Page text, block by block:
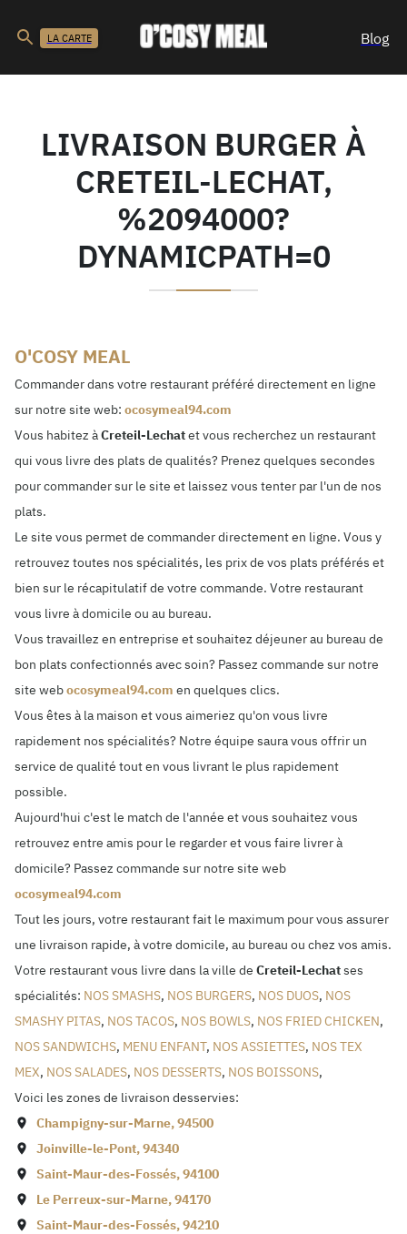
LA CARTE Blog
LIVRAISON BURGER À
CRETEIL-LECHAT,
%2094000?
DYNAMICPATH=0
O'COSY MEAL
Commander dans votre restaurant préféré directement en ligne
sur notre site web: ocosymeal94.com
Vous habitez àCreteil-Lechatet vous recherchez un restaurant
qui vous livre des plats de qualités? Prenez quelques secondes
pour commander sur le site et laissez vous tenter par l'un de nos
plats.
Le site vous permet de commander directement en ligne. Vous y
retrouvez toutes nos spécialités, les prix de vos plats préférés et
bien sur le récapitulatif de votre commande. Votre restaurant
vous livre à domicile ou au bureau.
Vous travaillez en entreprise et souhaitez déjeuner au bureau de
bon plats confectionnés avec soin? Passez commande sur notre
site webocosymeal94.com en quelques clics.
Vous êtes à la maison et vous aimeriez qu'on vous livre
rapidement nos spécialités? Notre équipe saura vous offrir un
service de qualité tout en vous livrant le plus rapidement
possible.
Aujourd'hui c'est le match de l'année et vous souhaitez vous
retrouvez entre amis pour le regarder et vous faire livrer à
domicile? Passez commande sur notre site web
ocosymeal94.com
Tout les jours, votre restaurant fait le maximum pour vous assurer
une livraison rapide, à votre domicile, au bureau ou chez vos amis.
Votre restaurant vous livre dans la ville de Creteil-Lechatses
spécialités: NOS SMASHS, NOS BURGERS, NOS DUOS, NOS
SMASHY PITAS, NOS TACOS, NOS BOWLS, NOS FRIED CHICKEN,
NOS SANDWICHS, MENU ENFANT, NOS ASSIETTES, NOS TEX
MEX, NOS SALADES, NOS DESSERTS, NOS BOISSONS,
Voici les zones de livraison desservies:
Champigny-sur-Marne,94500
Joinville-le-Pont,94340
Saint-Maur-des-Fossés,94100
Le Perreux-sur-Marne,94170
Saint-Maur-des-Fossés,94210